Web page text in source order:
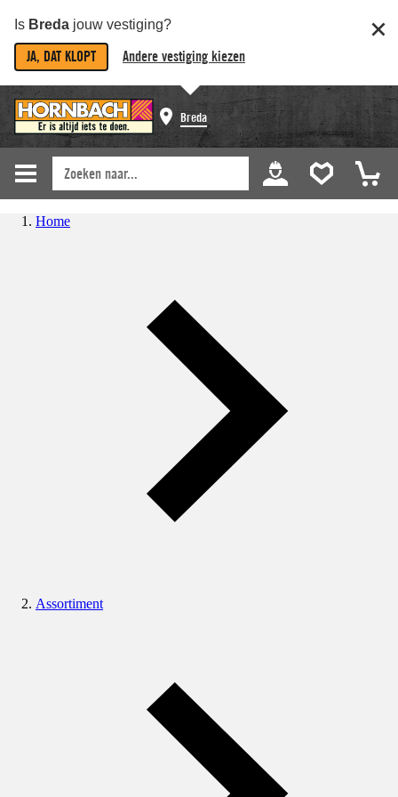
Is Breda jouw vestiging?
JA, DAT KLOPT Andere vestiging kiezen
Breda
Home
Assortiment